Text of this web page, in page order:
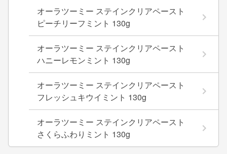
オーラツーミー ステインクリアペースト
ピーチリーフミント 130g
オーラツーミー ステインクリアペースト
ハニーレモンミント 130g
オーラツーミー ステインクリアペースト
フレッシュキウイミント 130g
オーラツーミー ステインクリアペースト
さくらふわりミント 130g